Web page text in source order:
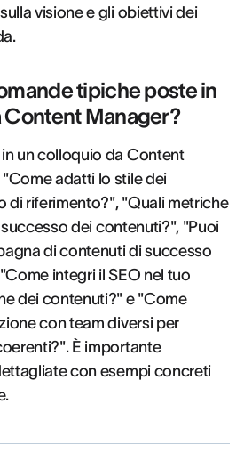
visione e gli obiettivi dei
tipiche poste in
Manager?
un colloquio da Content
adatti lo stile dei
di riferimento?", "Quali metriche
dei contenuti?", "Puoi
di contenuti di successo
integri il SEO nel tuo
dei contenuti?" e "Come
con team diversi per
È importante
con esempi concreti